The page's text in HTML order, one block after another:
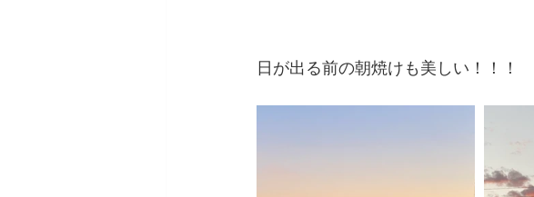
日が出る前の朝焼けも美しい！！！